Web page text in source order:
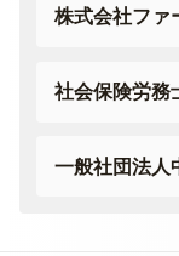
株式会社ファ
社会保険労務
一般社団法人